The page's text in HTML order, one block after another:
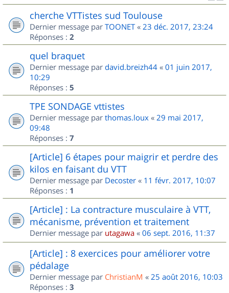
cherche VTTistes sud Toulouse
Dernier message par TOONET« 23 déc. 2017, 23:24
Réponses : 2
quel braquet
Dernier message par david.breizh44 « 01 juin 2017,
10:29
Réponses : 5
TPE SONDAGE vttistes
Dernier message par thomas.loux « 29 mai 2017,
09:48
Réponses : 7
[Article] 6 étapes pour maigrir et perdre des
kilos en faisant du VTT
Dernier message par Decoster « 11 févr. 2017, 10:07
Réponses : 1
[Article] : La contracture musculaire à VTT,
mécanisme, prévention et traitement
Dernier message par utagawa « 06 sept. 2016, 11:37
[Article] : 8 exercices pour améliorer votre
pédalage
Dernier message par ChristianM « 25 août 2016, 10:03
Réponses : 3